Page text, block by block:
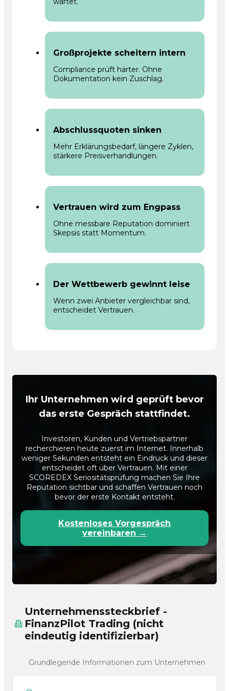
Großprojekte scheitern intern
Compliance prüft härter. Ohne
Dokumentation kein Zuschlag.
Abschlussquoten sinken
Mehr Erklärungsbedarf, längere Zyklen,
stärkere Preisverhandlungen.
Vertrauen wird zum Engpass
Ohne messbare Reputation dominiert
Skepsis statt Momentum.
Der Wettbewerb gewinnt leise
Wenn zwei Anbieter vergleichbar sind,
entscheidet Vertrauen.
Ihr Unternehmen wird geprüft bevor
das erste Gespräch stattfindet.
Investoren, Kunden und Vertriebspartner
recherchieren heute zuerst im Internet. Innerhalb
weniger Sekunden entsteht ein Eindruck und dieser
entscheidet oft über Vertrauen. Mit einer
SCOREDEX Seriositätsprüfung machen Sie Ihre
Reputation sichtbar und schaffen Vertrauen noch
bevor der erste Kontakt entsteht.
Kostenloses Vorgespräch
vereinbaren →
Unternehmenssteckbrief -
FinanzPilot Trading (nicht
eindeutig identifizierbar)
Grundlegende Informationen zum Unternehmen